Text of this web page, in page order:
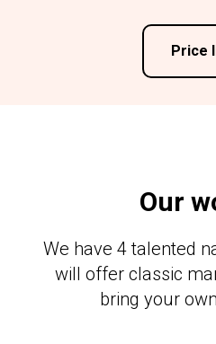
Price
Our
We have 4 talented
will offer classic
bring your